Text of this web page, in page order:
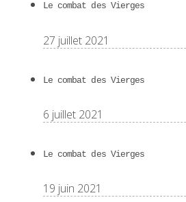
Le combat des Vierges
27 juillet 2021
Le combat des Vierges
6 juillet 2021
Le combat des Vierges
19 juin 2021